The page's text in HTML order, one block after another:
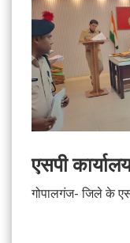
एसपी
गोपालगंज- जिले के